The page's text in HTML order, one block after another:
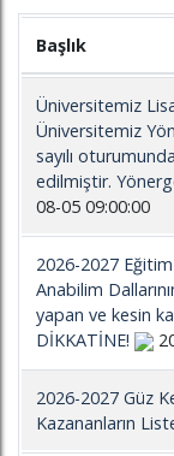
Başlık
Üniversitemiz
Üniversitemiz
sayılı
edilmiştir.
08-05 09:00:00
2026-2027
Anabilim
yapan ve kesin
DİKKATİNE!
2026-2027 Güz
Kazananların